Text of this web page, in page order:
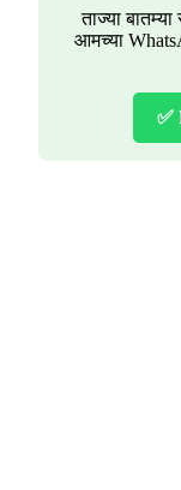
ताज्या
आमच्या
✅